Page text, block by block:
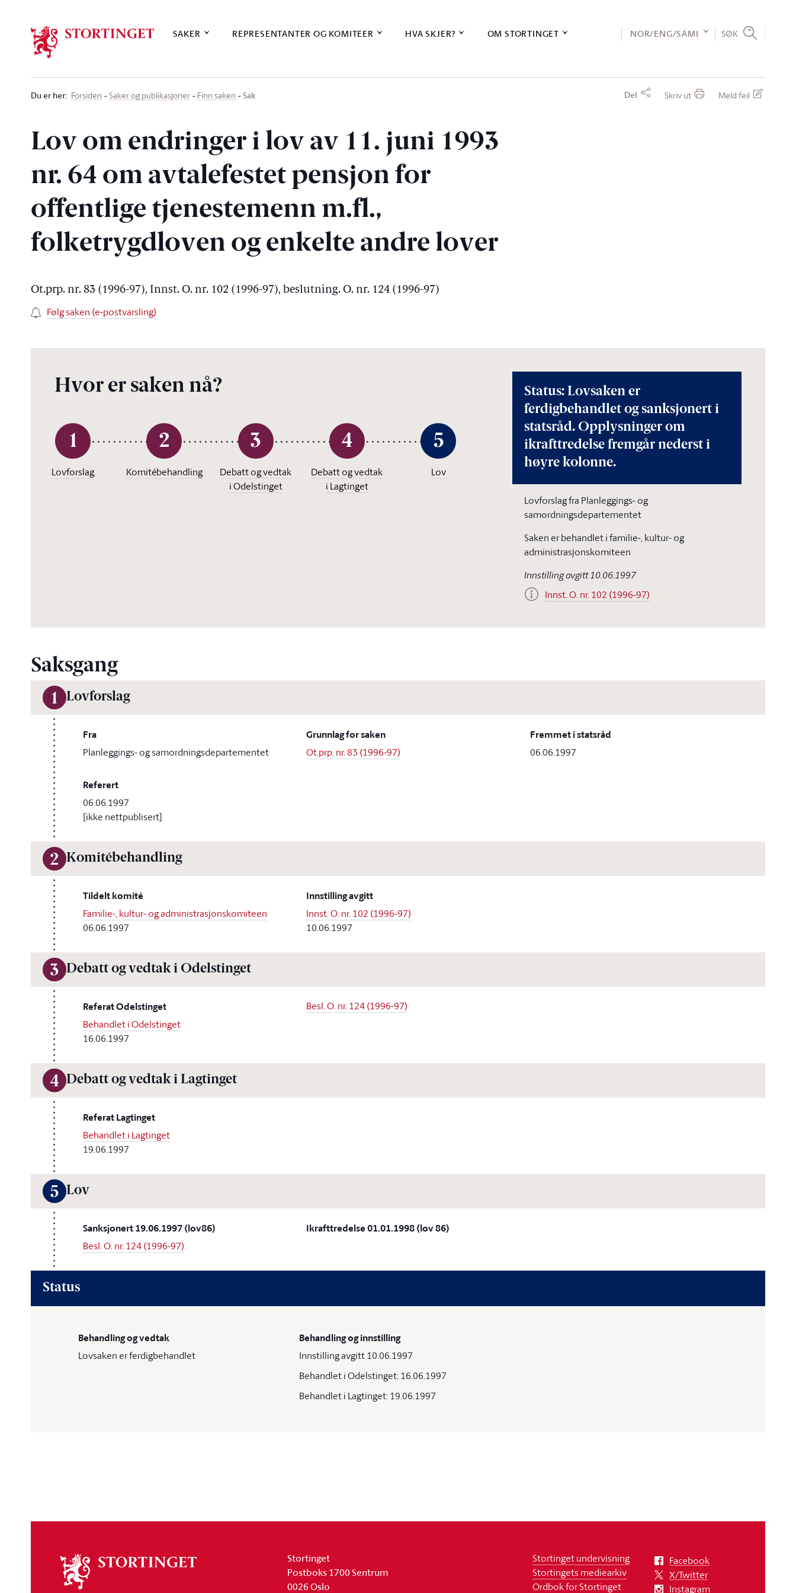
SAKER REPRESENTANTER OG KOMITEER HVA SKJER? OM STORTINGET NOR/ENG/SÁMI SØK
Du er her: Forsiden Saker og publikasjoner Finn saken Sak Del Skriv ut Meld feil
Lov om endringer i lov av 11. juni 1993
nr. 64 om avtalefestet pensjon for
offentlige tjenestemenn m.fl.,
folketrygdloven og enkelte andre lover
Ot.prp. nr. 83 (1996-97), Innst. O. nr. 102 (1996-97), beslutning. O. nr. 124 (1996-97)
Følg saken (e-postvarsling)
Hvor er saken nå?
1
Lovforslag
2
Komitébehandling
3
Debatt og vedtak
i Odelstinget
4
Debatt og vedtak
i Lagtinget
5
Lov
Status: Lovsaken er
ferdigbehandlet og sanksjonert i
statsråd. Opplysninger om
ikrafttredelse fremgår nederst i
høyre kolonne.
Lovforslag fra Planleggings- og
samordningsdepartementet
Saken er behandlet i familie-, kultur- og
administrasjonskomiteen
Innstilling avgitt 10.06.1997
Innst. O. nr. 102 (1996-97)
Saksgang
1 Lovforslag
Fra
Planleggings- og samordningsdepartementet
Grunnlag for saken
Ot.prp. nr. 83 (1996-97)
Fremmet i statsråd
06.06.1997
Referert
06.06.1997
[ikke nettpublisert]
2 Komitébehandling
Tildelt komité
Familie-, kultur- og administrasjonskomiteen
06.06.1997
Innstilling avgitt
Innst. O. nr. 102 (1996-97)
10.06.1997
3 Debatt og vedtak i Odelstinget
Referat Odelstinget
Behandlet i Odelstinget
16.06.1997
Besl. O. nr. 124 (1996-97)
4 Debatt og vedtak i Lagtinget
Referat Lagtinget
Behandlet i Lagtinget
19.06.1997
5 Lov
Sanksjonert 19.06.1997 (lov86)
Besl. O. nr. 124 (1996-97)
Ikrafttredelse 01.01.1998 (lov 86)
Status
Behandling og vedtak
Lovsaken er ferdigbehandlet
Behandling og innstilling
Innstilling avgitt 10.06.1997
Behandlet i Odelstinget: 16.06.1997
Behandlet i Lagtinget: 19.06.1997
stortinget
Stortinget
Postboks 1700 Sentrum
0026 Oslo
Stortinget undervisning
Stortingets mediearkiv
Ordbok for Stortinget
Facebook
X/Twitter
Instagram